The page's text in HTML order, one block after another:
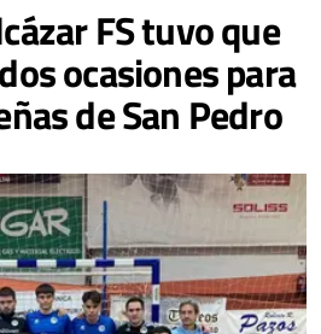
FS tuvo que
ocasiones para
de San Pedro